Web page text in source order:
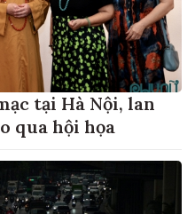
tại Hà Nội, lan
qua hội họa